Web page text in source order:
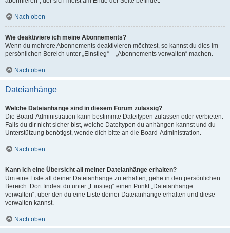
Nach oben
Wie deaktiviere ich meine Abonnements?
Wenn du mehrere Abonnements deaktivieren möchtest, so kannst du dies im
persönlichen Bereich unter „Einstieg“ – „Abonnements verwalten“ machen.
Nach oben
Dateianhänge
Welche Dateianhänge sind in diesem Forum zulässig?
Die Board-Administration kann bestimmte Dateitypen zulassen oder verbieten.
Falls du dir nicht sicher bist, welche Dateitypen du anhängen kannst und du
Unterstützung benötigst, wende dich bitte an die Board-Administration.
Nach oben
Kann ich eine Übersicht all meiner Dateianhänge erhalten?
Um eine Liste all deiner Dateianhänge zu erhalten, gehe in den persönlichen
Bereich. Dort findest du unter „Einstieg“ einen Punkt „Dateianhänge
verwalten“, über den du eine Liste deiner Dateianhänge erhalten und diese
verwalten kannst.
Nach oben